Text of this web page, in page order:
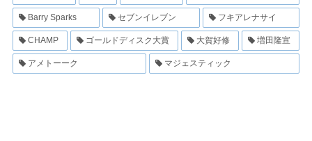
Barry Sparks セブンイレブン フキアレナサイ
CHAMP ゴールドディスク大賞 大賀好修 増田隆宣
アメトーーク マジェスティック